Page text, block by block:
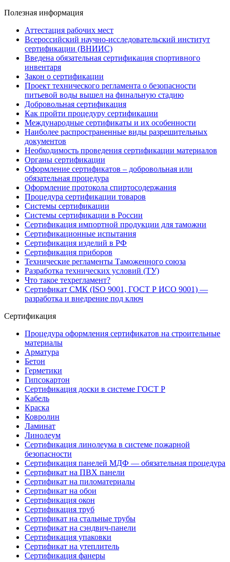
Полезная информация
Аттестация рабочих мест
Всероссийский научно-исследовательский институт
сертификации (ВНИИС)
Введена обязательная сертификация спортивного
инвентаря
Закон о сертификации
Проект технического регламента о безопасности
питьевой воды вышел на финальную стадию
Добровольная сертификация
Как пройти процедуру сертификации
Международные сертификаты и их особенности
Наиболее распространенные виды разрешительных
документов
Необходимость проведения сертификации материалов
Органы сертификации
Оформление сертификатов – добровольная или
обязательная процедура
Оформление протокола спиртосодержания
Процедура сертификации товаров
Системы сертификации
Системы сертификации в России
Сертификация импортной продукции для таможни
Сертификационные испытания
Сертификация изделий в РФ
Сертификация приборов
Технические регламенты Таможенного союза
Разработка технических условий (ТУ)
Что такое техрегламент?
Сертификат СМК (ISO 9001, ГОСТ Р ИСО 9001) —
разработка и внедрение под ключ
Сертификация
Процедура оформления сертификатов на строительные
материалы
Арматура
Бетон
Герметики
Гипсокартон
Сертификация доски в системе ГОСТ Р
Кабель
Краска
Ковролин
Ламинат
Линолеум
Сертификация линолеума в системе пожарной
безопасности
Сертификация панелей МДФ — обязательная процедура
Сертификат на ПВХ панели
Сертификат на пиломатериалы
Сертификат на обои
Сертификация окон
Сертификация труб
Сертификат на стальные трубы
Сертификат на сэндвич-панели
Сертификация упаковки
Сертификат на утеплитель
Сертификация фанеры